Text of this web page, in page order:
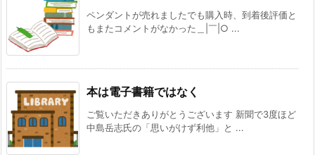
ペンダントが売れましたでも購入時、到着後評価と
もまたコメントがなかった＿|￣|○ ...
本は電子書籍ではなく
ご覧いただきありがとうございます 新聞で3度ほど
中島岳志氏の「思いがけず利他」と ...